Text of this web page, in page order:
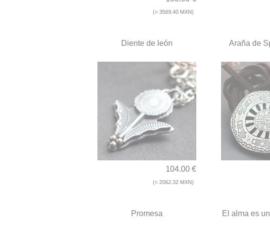
(≈ 3569.40 MXN)
Diente de león
104.00 €
(≈ 2062.32 MXN)
Araña de
Promesa El alma es